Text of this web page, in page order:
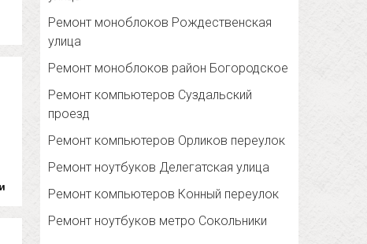
Ремонт моноблоков Рождественская
улица
Ремонт моноблоков район Богородское
Ремонт компьютеров Суздальский
проезд
Ремонт компьютеров Орликов переулок
Ремонт ноутбуков Делегатская улица
Ремонт компьютеров Конный переулок
Ремонт ноутбуков метро Сокольники